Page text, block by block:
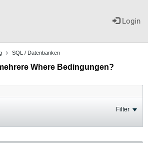
Login
SQL / Datenbanken
Where Bedingungen?
Filter